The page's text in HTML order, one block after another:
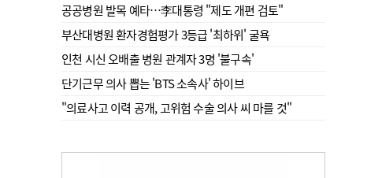
공공병원 발목 예타…李대통령 "제도 개편 검토"
부산대병원 환자경험평가 3등급 '최하위' 굴욕
인천 시신 오배출 병원 관계자 3명 '불구속'
단기근무 의사 뽑는 'BTS 소속사' 하이브
"의료사고 이력 공개, 고위험 수술 의사 씨 마를 것"